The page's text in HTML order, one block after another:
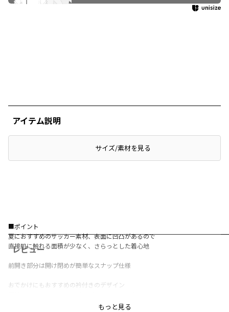
レビュー
アイテム説明
サイズ/素材を見る
■ポイント
夏におすすめのサッカー素材、表面に凹凸があるので
直接肌に触れる面積が少なく、さらっとした着心地
前開き部分は開け閉めが簡単なスナップ仕様
おでかけにもおすすめの衿付きのデザイン
もっと見る